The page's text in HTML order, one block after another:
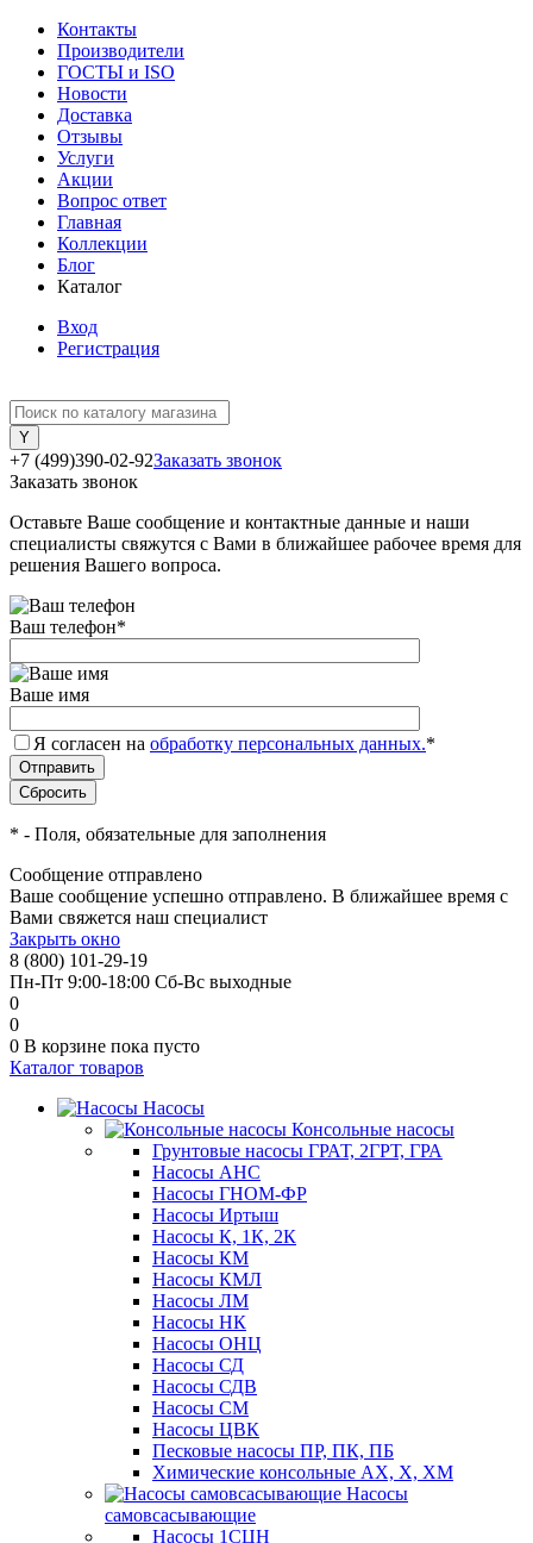
Контакты
Производители
ГОСТЫ и ISO
Новости
Доставка
Отзывы
Услуги
Акции
Вопрос ответ
Главная
Коллекции
Блог
Каталог
Вход
Регистрация
+7 (499)390-02-92Заказать звонок
Заказать звонок
Оставьте Ваше сообщение и контактные данные и наши
специалисты свяжутся с Вами в ближайшее рабочее время для
решения Вашего вопроса.
Ваш телефон*
Ваше имя
Я согласен на обработку персональных данных.*
* - Поля, обязательные для заполнения
Сообщение отправлено
Ваше сообщение успешно отправлено. В ближайшее время с
Вами свяжется наш специалист
Закрыть окно
8 (800) 101-29-19
Пн-Пт 9:00-18:00 Сб-Вс выходные
0
0
0 В корзине пока пусто
Каталог товаров
Насосы
Консольные насосы
Грунтовые насосы ГРАТ, 2ГРТ, ГРА
Насосы АНС
Насосы ГНОМ-ФР
Насосы Иртыш
Насосы К, 1К, 2К
Насосы КМ
Насосы КМЛ
Насосы ЛМ
Насосы НК
Насосы ОНЦ
Насосы СД
Насосы СДВ
Насосы СМ
Насосы ЦВК
Песковые насосы ПР, ПК, ПБ
Химические консольные АХ, Х, ХМ
Насосы
самовсасывающие
Насосы 1СЦН